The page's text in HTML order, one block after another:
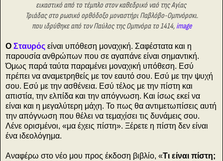
εικαστικό από το τέμπλο στον καθεδρικό ναό τηςΑγίας
Τριάδας στορωσικό ορθόδοξο μοναστήρι Παβλόβο-Ομπνόρσκι.
που ιδρύθηκε από τονΠαύλος της Ομπνόρα το 1414, image
Ο Σταυρός είναι υπόθεση μοναχική. Σαφέστατα και η
παρουσία ανθρώπων που σε αγαπάνε είναι σημαντική.
Όμως παρά ταύτα παραμένει μοναχική υπόθεση. Εσύ
πρέπει να αναμετρηθείς με τον εαυτό σου. Εσύ με την ψυχή
σου. Εσύ με την ασθένεια. Εσύ τέλος με την πίστη και
απιστία, την ελπίδα και την απόγνωση. Και ίσως εκεί να
είναι και η μεγαλύτερη μάχη. Το πως θα αντιμετωπίσεις αυτή
την απόγνωση που θέλει να τεμαχίσει τις δυνάμεις σου.
Λένε ορισμένοι, «μα έχεις πίστη». Ξέρετε η πίστη δεν είναι
ένα ιδεολόγημα.
Αναφέρω στο νέο μου προς έκδοση βιβλίο, «Τι είναι πίστη;